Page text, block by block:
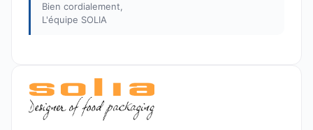
Bien cordialement,
L'équipe SOLIA